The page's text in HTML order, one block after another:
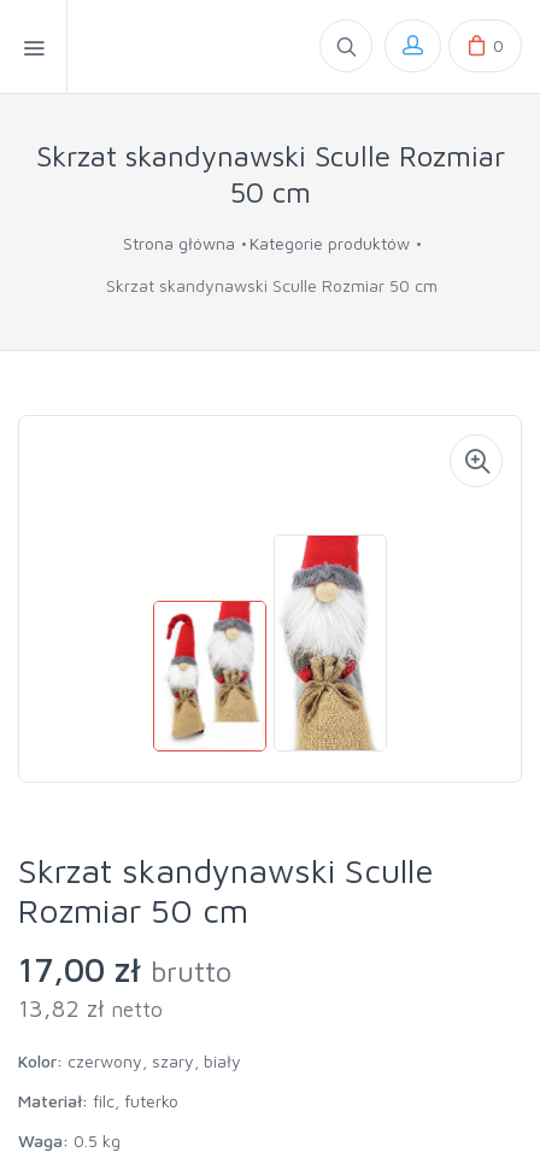
0
Skrzat skandynawski Sculle Rozmiar
50 cm
Strona główna Kategorie produktów
Skrzat skandynawski Sculle Rozmiar 50 cm
Skrzat skandynawski Sculle
Rozmiar 50 cm
17,00 zł brutto
13,82 zł netto
Kolor: czerwony, szary, biały
Materiał: filc, futerko
Waga: 0.5 kg